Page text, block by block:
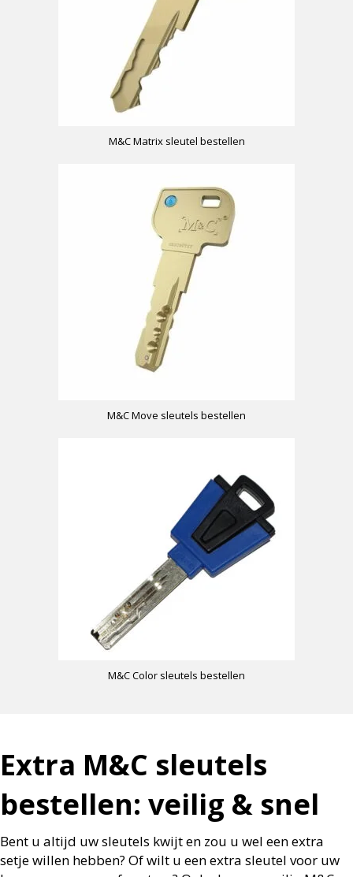
M&C Matrix sleutel bestellen
M&C Move sleutels bestellen
M&C Color sleutels bestellen
Extra M&C sleutels
bestellen: veilig & snel
Bent u altijd uw sleutels kwijt en zou u wel een extra
setje willen hebben? Of wilt u een extra sleutel voor uw